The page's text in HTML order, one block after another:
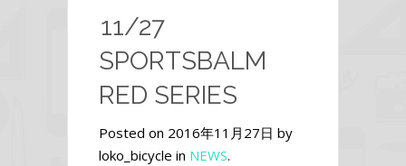
11/27
SPORTSBALM
RED SERIES
Posted on 2016年11月27日 by
loko_bicycle in NEWS.